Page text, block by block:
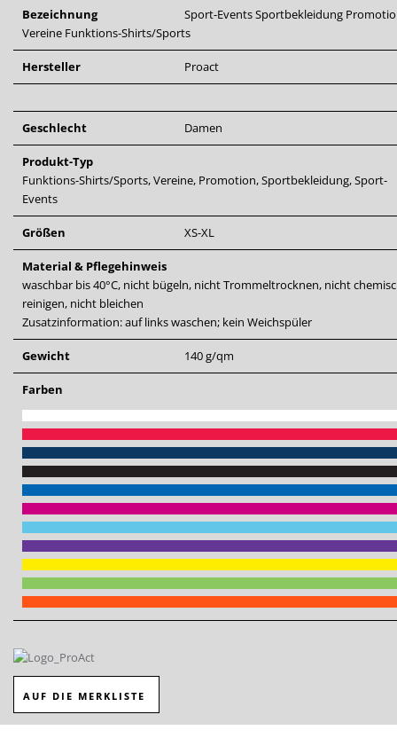
Bezeichnung Sport-EventsSportbekleidung
Vereine Funktions-Shirts/Sports
Hersteller Proact
Geschlecht Damen
Produkt-Typ
Funktions-Shirts/Sports, Vereine, Promotion, Sportbekleidung, Sport-
Events
Größen XS-XL
Material & Pflegehinweis
waschbar bis 40°C, nicht bügeln, nicht Trommeltrocknen, nicht
reinigen, nicht bleichen
Zusatzinformation: auf links waschen; kein Weichspüler
Gewicht 140 g/qm
Farben
AUF DIE MERKLISTE